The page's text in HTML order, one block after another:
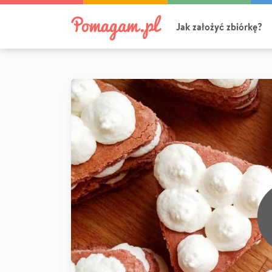
Jak założyć zbiórkę?